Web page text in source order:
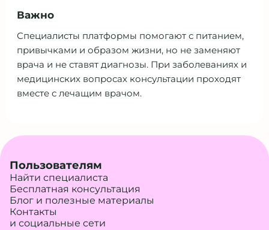
Важно
Специалисты платформы помогают с питанием,
привычками и образом жизни, но не заменяют
врача и не ставят диагнозы. При заболеваниях и
медицинских вопросах консультации проходят
вместе с лечащим врачом.
Пользователям
Найти специалиста
Бесплатная консультация
Блог и полезные материалы
Контакты
и социальные сети